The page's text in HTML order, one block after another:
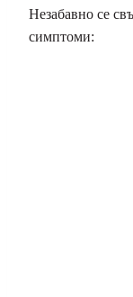
Незабавно се
симптоми: